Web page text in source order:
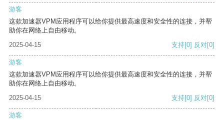
游客
这款加速器VPM应用程序可以给你提供最高速度和安全性的连接，并帮
助你在网络上自由移动。
2025-04-15
支持[0] 反对[0]
游客
这款加速器VPM应用程序可以给你提供最高速度和安全性的连接，并帮
助你在网络上自由移动。
2025-04-15
支持[0] 反对[0]
游客